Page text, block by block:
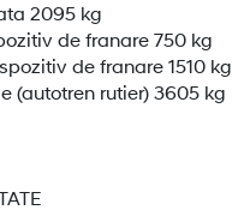
2095 kg
de franare 750 kg
de franare 1510 kg
(autotren rutier) 3605 kg